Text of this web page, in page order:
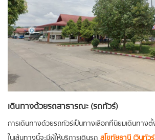
เดินทางด้วยรถสาธารณะ (รถทัวร์)
การเดินทางด้วยรถทัวร์เป็นทางเลือกที่นิยมเดินทาง